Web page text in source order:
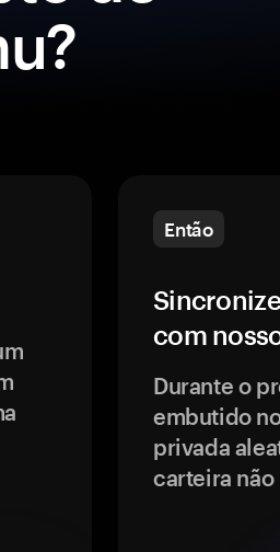
Então
com
Durante o
embutido
privada
carteira